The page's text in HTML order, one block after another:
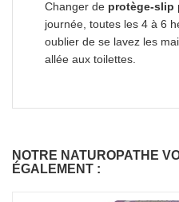
Changer de protège-slip
journée, toutes les 4 à 6
oublier de se lavez les
allée aux toilettes.
NOTRE NATUROPATHE
ÉGALEMENT :